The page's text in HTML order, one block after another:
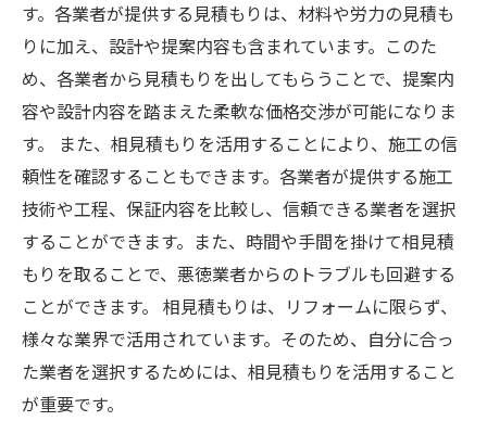
す。各業者が提供する見積もりは、材料や労力の見積も
りに加え、設計や提案内容も含まれています。このた
め、各業者から見積もりを出してもらうことで、提案内
容や設計内容を踏まえた柔軟な価格交渉が可能になりま
す。 また、相見積もりを活用することにより、施工の信
頼性を確認することもできます。各業者が提供する施工
技術や工程、保証内容を比較し、信頼できる業者を選択
することができます。また、時間や手間を掛けて相見積
もりを取ることで、悪徳業者からのトラブルも回避する
ことができます。 相見積もりは、リフォームに限らず、
様々な業界で活用されています。そのため、自分に合っ
た業者を選択するためには、相見積もりを活用すること
が重要です。